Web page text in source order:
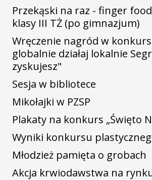
Przekąski na raz - finger
klasy III TŻ (po gimnazjum)
Wręczenie nagród w
globalnie działaj lokalnie
zyskujesz"
Sesja w bibliotece
Mikołajki w PZSP
Plakaty na konkurs „Święto
Wyniki konkursu
Młodzież pamięta o grobach
Akcja krwiodawstwa na